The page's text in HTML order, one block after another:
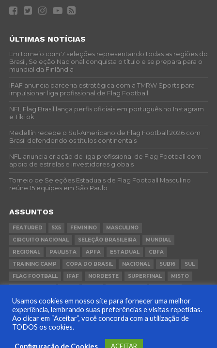
ÚLTIMAS NOTÍCIAS
Em torneio com 7 seleções representando todas as regiões do
Brasil, Seleção Nacional conquista o título e se prepara para o
mundial da Finlândia
IFAF anuncia parceria estratégica com a TMRW Sports para
impulsionar liga profissional de Flag Football
NFL Flag Brasil lança perfis oficiais em português no Instagram
e TikTok
Medellín recebe o Sul-Americano de Flag Football 2026 com
Brasil defendendo os títulos continentais
NFL anuncia criação de liga profissional de Flag Football com
apoio de estrelas e investidores globais
Torneio de Seleções Estaduais de Flag Football Masculino
reúne 15 equipes em São Paulo
ASSUNTOS
FEATURED 5X5 FEMININO
MASCULINO
CIRCUITO NACIONAL
SELEÇÃO BRASILEIRA
MUNDIAL
REGIONAL
PAULISTA APFA ESTADUAL
CBFA
TRAINING CAMP
COPA DO BRASIL NACIONAL SUB16
SUL
FLAG FOOTBALL
IFAF NORDESTE SUPERFINAL
MISTO
COPA BRASIL
PANAMÁ RIO GRANDE DO SUL
POLÍTICA DE PRIVACIDADE
Usamos cookies em nosso site para fornecer uma melhor
experiência, lembrando suas preferências e visitas repetidas.
Ao clicar em “Aceitar”, você concorda com a utilização de
TODOS os cookies.
Configuração de Cookies ACEITAR